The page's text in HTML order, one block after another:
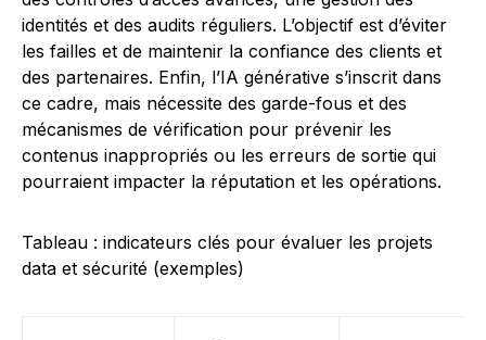
identités et des audits réguliers. L’objectif est d’éviter
les failles et de maintenir la confiance des clients et
des partenaires. Enfin, l’IA générative s’inscrit dans
ce cadre, mais nécessite des garde-fous et des
mécanismes de vérification pour prévenir les
contenus inappropriés ou les erreurs de sortie qui
pourraient impacter la réputation et les opérations.
Tableau : indicateurs clés pour évaluer les projets
data et sécurité (exemples)